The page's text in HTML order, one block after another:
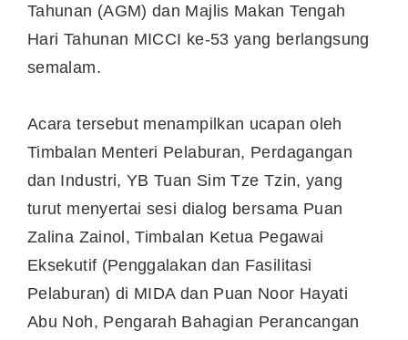
Tahunan (AGM) dan Majlis Makan Tengah
Hari Tahunan MICCI ke-53 yang berlangsung
semalam.
Acara tersebut menampilkan ucapan oleh
Timbalan Menteri Pelaburan, Perdagangan
dan Industri, YB Tuan Sim Tze Tzin, yang
turut menyertai sesi dialog bersama Puan
Zalina Zainol, Timbalan Ketua Pegawai
Eksekutif (Penggalakan dan Fasilitasi
Pelaburan) di MIDA dan Puan Noor Hayati
Abu Noh, Pengarah Bahagian Perancangan